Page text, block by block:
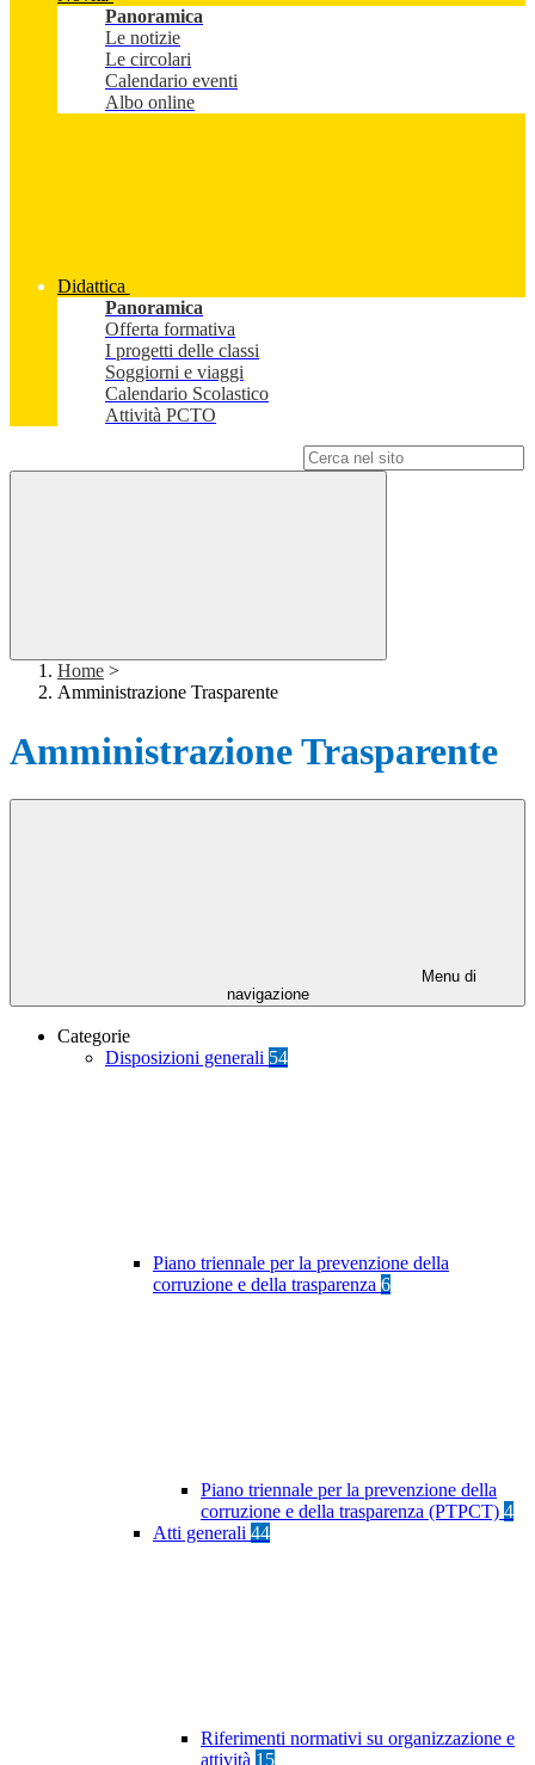
Panoramica
Le notizie
Le circolari
Calendario eventi
Albo online
Didattica
Panoramica
Offerta formativa
I progetti delle classi
Soggiorni e viaggi
Calendario Scolastico
Attività PCTO
Home >
Amministrazione Trasparente
Amministrazione Trasparente
Menu di
navigazione
Categorie
Disposizioni generali 54
Piano triennale per la prevenzione della
corruzione e della trasparenza 6
Piano triennale per la prevenzione della
corruzione e della trasparenza (PTPCT) 4
Atti generali 44
Riferimenti normativi su organizzazione e
attività 15